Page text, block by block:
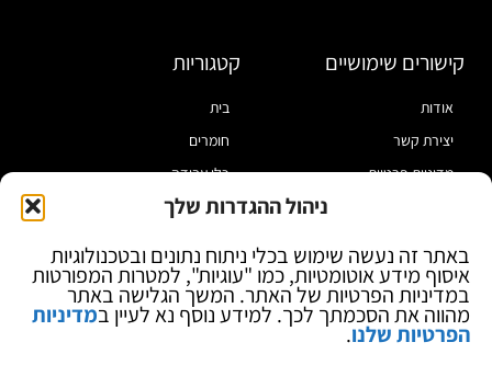
ניהול ההגדרות שלך
באתר זה נעשה שימוש בכלי ניתוח נתונים ובטכנולוגיות
איסוף מידע אוטומטיות, כמו "עוגיות", למטרות המפורטות
במדיניות הפרטיות של האתר. המשך הגלישה באתר
מהווה את הסכמתך לכך. למידע נוסף נא לעיין במדיניות
הפרטיות שלנו.
קישורים שימושיים
אודות
יצירת קשר
מדיניות פרטיות
בלוג
קטגוריות
בית
חומרים
כלי עבודה
מוצרי הלחמה
ספקי כח ומודדים
ציוד אופטי להגדלה